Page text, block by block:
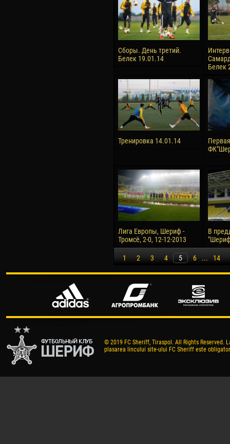
Сборы. День третий.
Белек 19.01.14
Белек
Тренировка 14.01.14
Лига Европы, Шериф -
Тромсё, 2-0, 12-12-2013
В
1 2 3 4 5 6 ... 14
© 2019 FC Sheriff, Tiraspol. All Rights
plasarea lincului site-ului FC Sheriff este